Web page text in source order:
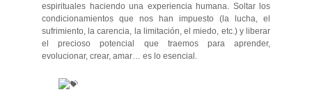
espirituales haciendo una experiencia humana. Soltar los
condicionamientos que nos han impuesto (la lucha, el
sufrimiento, la carencia, la limitación, el miedo, etc.) y liberar
el precioso potencial que traemos para aprender,
evolucionar, crear, amar… es lo esencial.